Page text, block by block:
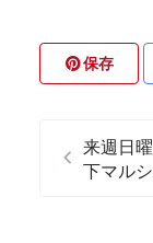
保存
来週日
下マルシ